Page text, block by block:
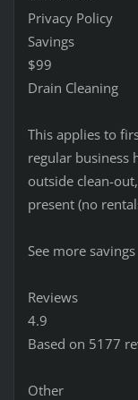
Privacy Policy
Savings
$99
Drain Cleaning
This applies to
regular business
outside clean-
present (no
See more savings
Reviews
4.9
Based on 5177
Other